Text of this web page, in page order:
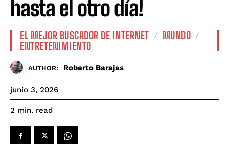
hasta el otro día!
EL MEJOR BUSCADOR DE INTERNET
MUNDO
ENTRETENIMIENTO
AUTHOR: Roberto Barajas
junio 3, 2026
2 min. read